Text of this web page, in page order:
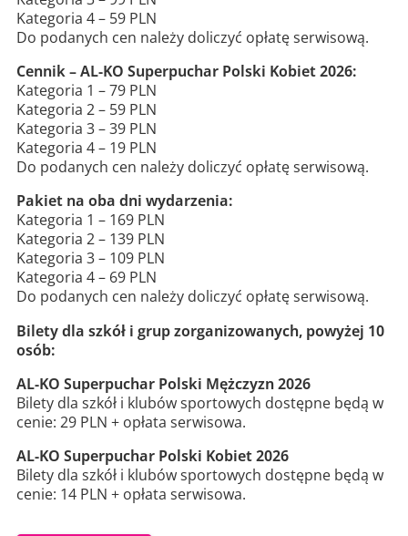
Kategoria 4 – 59 PLN
Do podanych cen należy doliczyć opłatę serwisową.
Cennik – AL-KO Superpuchar Polski Kobiet 2026:
Kategoria 1 – 79 PLN
Kategoria 2 – 59 PLN
Kategoria 3 – 39 PLN
Kategoria 4 – 19 PLN
Do podanych cen należy doliczyć opłatę serwisową.
Pakiet na oba dni wydarzenia:
Kategoria 1 – 169 PLN
Kategoria 2 – 139 PLN
Kategoria 3 – 109 PLN
Kategoria 4 – 69 PLN
Do podanych cen należy doliczyć opłatę serwisową.
Bilety dla szkół i grup zorganizowanych, powyżej 10
osób:
AL-KO Superpuchar Polski Mężczyzn 2026
Bilety dla szkół i klubów sportowych dostępne będą w
cenie: 29 PLN + opłata serwisowa.
AL-KO Superpuchar Polski Kobiet 2026
Bilety dla szkół i klubów sportowych dostępne będą w
cenie: 14 PLN + opłata serwisowa.